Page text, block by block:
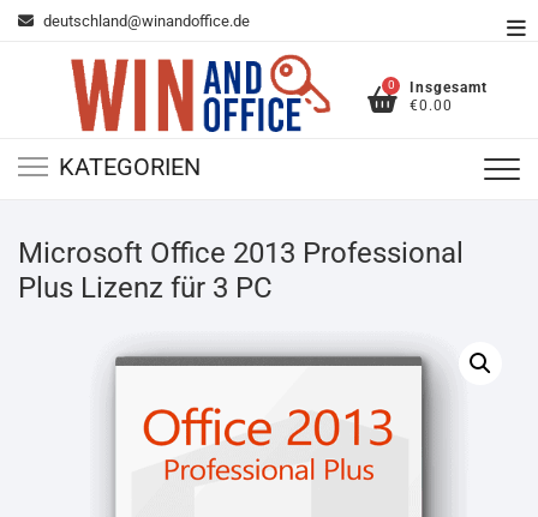
Zum deutschland@winandoffice.de
0
Insgesamt
€0.00
KATEGORIEN
Microsoft Office 2013 Professional
Plus Lizenz für 3 PC